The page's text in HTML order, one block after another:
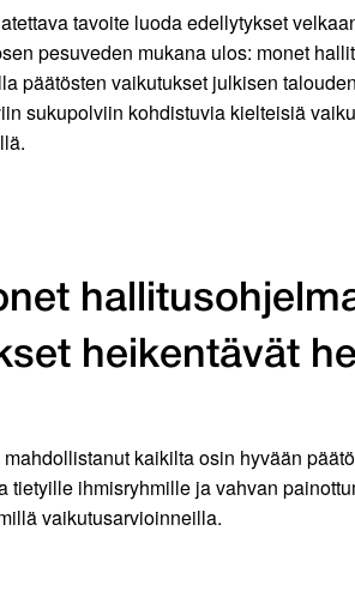
tavoite luoda edellytykset
pesuveden mukana ulos: monet
päätösten vaikutukset julkisen
sukupolviin kohdistuvia kielteisiä
heikentävät
kaikilta osin hyvään
tietyille ihmisryhmille ja vahvan
vaikutusarvioinneilla.